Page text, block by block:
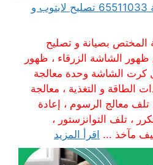
مهندس كمبيوتر الضباعية 65511033 تصليح لابتوب و
المختص بصيانة و تصليح
الشاشة الزرقاء ، ظهور
كرت الشاشة وحدة معالجة
الطاقة و التغذية ، معالجة
تلف معالج الرسوم ، إعادة
، تلف التوانزستور ،
مآخذ ... اقرأ المزيد